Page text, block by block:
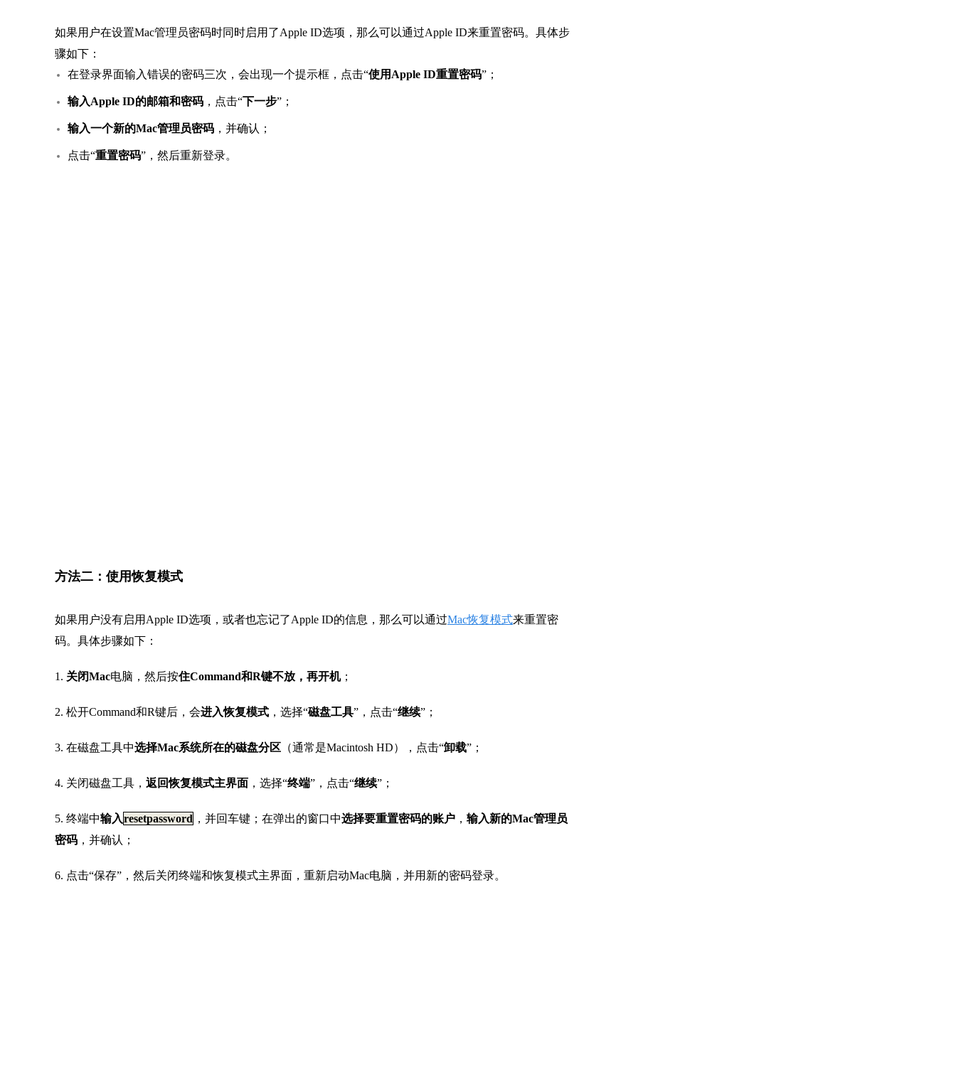
如果用户在设置Mac管理员密码时同时启用了Apple ID选项，那么可以通过Apple ID来重置密码。具体步
骤如下：
在登录界面输入错误的密码三次，会出现一个提示框，点击“使用Apple ID重置密码”；
输入Apple ID的邮箱和密码 ，点击“下一步”；
输入一个新的Mac管理员密码 ，并确认；
点击“重置密码”，然后重新登录。
如果用户没有启用Apple ID选项，或者也忘记了Apple ID的信息，那么可以通过
1. 关闭Mac电脑，然后按
2. 松开Command和R键后，会进入恢复模式，选择“磁盘工具
3. 在磁盘工具中选择Mac系统所在的磁盘分区（通常是Macintosh HD），点击“
4. 关闭磁盘工具，返回恢复模式主界面，选择“ 终端”，点击“继续”；
5. 终端中输入 resetpassword，并回车键；在弹出的窗口中选择要重置密码的账户
6. 点击“保存”，然后关闭终端和恢复模式主界面，重新启动Mac电脑，并用新的密码登录。